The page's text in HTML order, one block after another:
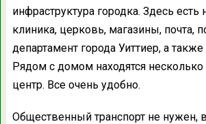
инфраструктура городка. Здесь
клиника, церковь, магазины, почта,
департамент города Уиттиер, а
Рядом с домом находятся
центр. Все очень удобно.
Общественный транспорт не нужен,